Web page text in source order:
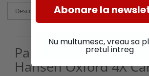
Descriere
Pantaloni de lucru
Hansen Oxford 4X
Abonare la
Nu multumesc, vreau sa
pretul intreg